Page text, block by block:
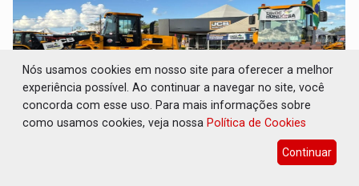
SOB SUSPEITA: Entrega de 286 máquinas em
Rondônia coincide com investigação sob
Nós usamos cookies em nosso site para oferecer a melhor
experiência possível. Ao continuar a navegar no site, você
concorda com esse uso. Para mais informações sobre
como usamos cookies, veja nossa Política de Cookies
Continuar